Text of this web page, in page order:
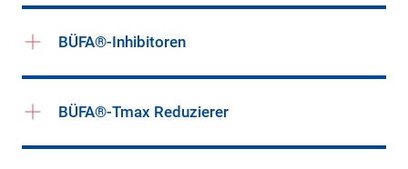
BÜFA®-Inhibitoren
BÜFA®-Tmax Reduzierer